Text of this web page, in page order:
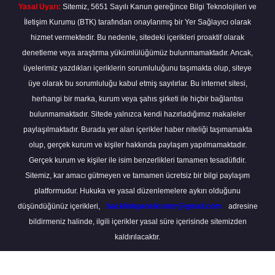
Yasal Uyarı: Sitemiz, 5651 Sayılı Kanun gereğince Bilgi Teknolojileri ve
İletişim Kurumu (BTK) tarafından onaylanmış bir Yer Sağlayıcı olarak
hizmet vermektedir. Bu nedenle, sitedeki içerikleri proaktif olarak
denetleme veya araştırma yükümlülüğümüz bulunmamaktadır. Ancak,
üyelerimiz yazdıkları içeriklerin sorumluluğunu taşımakta olup, siteye
üye olarak bu sorumluluğu kabul etmiş sayılırlar. Bu internet sitesi,
herhangi bir marka, kurum veya şahıs şirketi ile hiçbir bağlantısı
bulunmamaktadır. Sitede yalnızca kendi hazırladığımız makaleler
paylaşılmaktadır. Burada yer alan içerikler haber niteliği taşımamakta
olup, gerçek kurum ve kişiler hakkında paylaşım yapılmamaktadır.
Gerçek kurum ve kişiler ile isim benzerlikleri tamamen tesadüfidir.
Sitemiz, kar amacı gütmeyen ve tamamen ücretsiz bir bilgi paylaşım
platformudur. Hukuka ve yasal düzenlemelere aykırı olduğunu
düşündüğünüz içerikleri,
backlinkpanelicomtr@gmail.com
adresine
bildirmeniz halinde, ilgili içerikler yasal süre içerisinde sitemizden
kaldırılacaktır.